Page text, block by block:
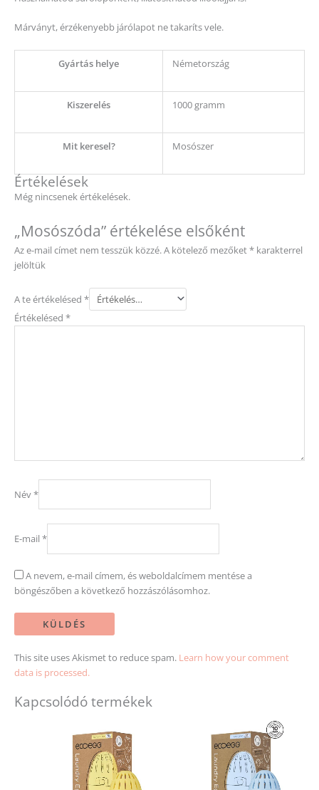
Márványt, érzékenyebb járólapot ne takaríts vele.
Gyártás helye Németország
Kiszerelés 1000 gramm
Mit keresel? Mosószer
Értékelések
Még nincsenek értékelések.
„Mosószóda” értékelése elsőként
Az e-mail címet nem tesszük közzé.A kötelező mezőket* karakterrel
jelöltük
A te értékelésed *
Értékelésed *
Név*
E-mail *
A nevem, e-mail címem, és weboldalcímem mentése a
böngészőben a következő hozzászólásomhoz.
This site uses Akismet to reduce spam. Learn how your comment
data is processed.
Kapcsolódó termékek